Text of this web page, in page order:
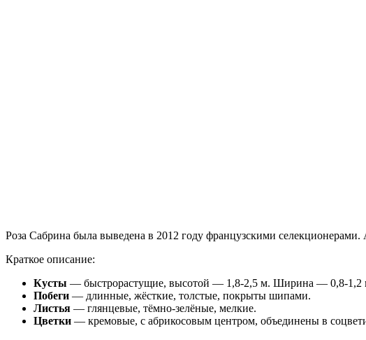
Роза Сабрина была выведена в 2012 году французскими
Краткое описание:
Кусты — быстрорастущие, высотой — 1,8-2,5 м. Ширина — 0,8-1,2
Побеги — длинные, жёсткие, толстые, покрыты шипами.
Листья — глянцевые, тёмно-зелёные, мелкие.
Цветки — кремовые, с абрикосовым центром, объединены в